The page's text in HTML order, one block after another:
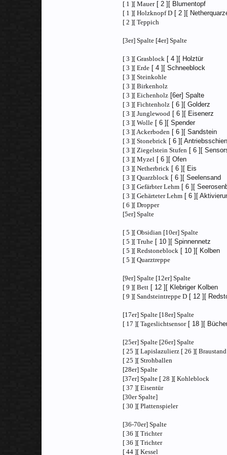
[ 1 ][ Mauer[ 2 ][ Blumentopf
[ 1 ][ Holzknopf D [ 2 ][
[ 2 ][ Teppich
[3er] Spalte [4er] Spalte
[ 3 ][ Grasblock [ 4 ][ Holztür
[ 3 ][ Erde [ 4 ][ Schneeblock
[ 3 ][ Steinkohle
[ 3 ][ Birkenholz
[ 3 ][ Eichenholz [6er] Spalte
[ 3 ][ Fichtenholz [ 6 ][ Golderz
[ 3 ][ Junglewood [ 6 ][ Eisenerz
[ 3 ][ Wolle [ 6 ][ Spender
[ 3 ][ Ackerboden [ 6 ][ Sandstein
[ 3 ][ Stonebrick [ 6 ][
[ 3 ][ Ziegelstein Stufen [ 6 ][
[ 3 ][ Myzel [ 6 ][ Ofen
[ 3 ][ Netherbrick [ 6 ][ Eis
[ 3 ][ Quarzblock [ 6 ][ Seelensand
[ 3 ][ Gefärbter Lehm [ 6 ][
[ 3 ][ Gehärteter Lehm [ 6 ][
[ 6 ][ Dropper
[5er] Spalte
[ 5 ][ Obsidian [10er] Spalte
[ 5 ][ Truhe [ 10 ][ Spinnennetz
[ 5 ][ Redstoneblock [ 10 ][ Kolben
[ 5 ][ Quarztreppe
[9er] Spalte [12er] Spalte
[ 9 ][ Bett [ 12 ][ Klebriger Kolben
[ 9 ][ Sandsteintreppe D [ 12 ][
[17er] Spalte [18er] Spalte
[ 17 ][ Tageslichtsensor[ 18 ][
[25er] Spalte [26er] Spalte
[ 25 ][ Lapislazulierz [ 26 ][ Braustand
[ 25 ][ Strohballen
[28er] Spalte
[37er] Spalte [ 28 ][ Kohleblock
[ 37 ][ Eisentür
[30er Spalte]
[ 30 ][ Plattenspieler
[36-70er] Spalte
[ 36 ][ Trichter
[ 36 ][ Trichter
[ 44 ][ Kessel